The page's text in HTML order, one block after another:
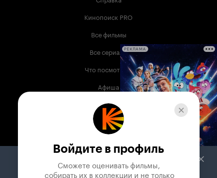
Кинопоиск PRO
Все фильмы
Все сериалы
Что посмотреть
Афиша
Музыка
Телепрограмма
Служба поддержки
РЕКЛАМА
Войдите в профиль
Сможете оценивать фильмы,
собирать их в коллекции и не только